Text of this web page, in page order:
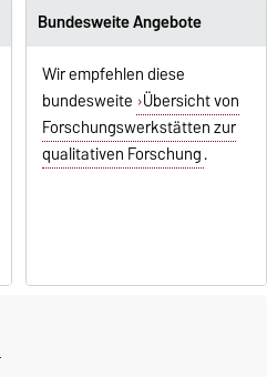
Bundesweite Angebote
Wir empfehlen diese
bundesweite Übersicht von
Forschungswerkstätten zur
qualitativen Forschung.